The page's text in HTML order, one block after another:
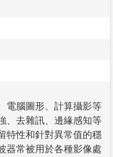
電腦圖形、計算攝影等
、去雜訊、邊緣感知等
特性和針對異常值的穩
器常被用於各種影像處